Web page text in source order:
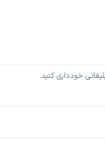
خودداری کنید.